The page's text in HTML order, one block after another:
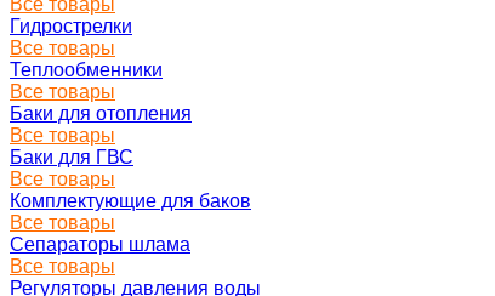
Все товары
Гидрострелки
Все товары
Теплообменники
Все товары
Баки для отопления
Все товары
Баки для ГВС
Все товары
Комплектующие для баков
Все товары
Сепараторы шлама
Все товары
Регуляторы давления воды